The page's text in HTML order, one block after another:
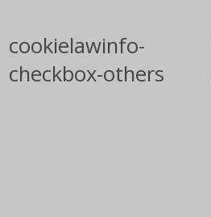
cookielawinfo-
checkbox-others